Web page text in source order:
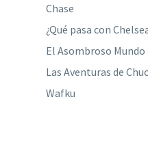
Chase
¿Qué pasa con
El Asombroso
Las Aventuras de
Wafku